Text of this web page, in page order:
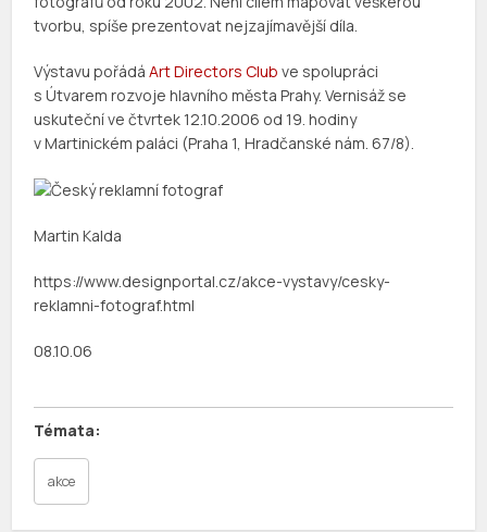
tvorbu, spíše prezentovat nejzajímavější díla.
Výstavu pořádáArt Directors Clubve spolupráci
s Útvarem rozvoje hlavního města Prahy. Vernisáž se
uskuteční ve čtvrtek 12.10.2006 od 19. hodiny
v Martinickém paláci (Praha 1, Hradčanské nám. 67/8).
Martin Kalda
https://www.designportal.cz/akce-vystavy/cesky-
reklamni-fotograf.html
08.10.06
akce